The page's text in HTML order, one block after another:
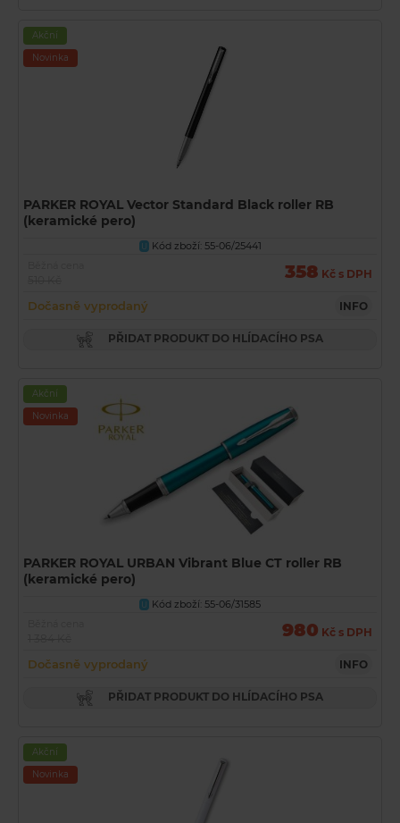
Akční
Novinka
PARKER ROYAL Vector Standard Black roller RB
(keramické pero)
U Kód zboží: 55-06/25441
358 Kč s DPH
Dočasně vyprodaný INFO
PŘIDAT PRODUKT DO HLÍDACÍHO PSA
Akční
Novinka
PARKER ROYAL URBAN Vibrant Blue CT roller RB
(keramické pero)
U
Kód zboží: 55-06/31585
980 Kč s DPH
Dočasně vyprodaný INFO
PŘIDAT PRODUKT DO HLÍDACÍHO PSA
Akční
Novinka